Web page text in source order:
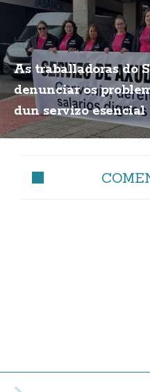
As traballadoras do
denunciar os
dun servizo esencial